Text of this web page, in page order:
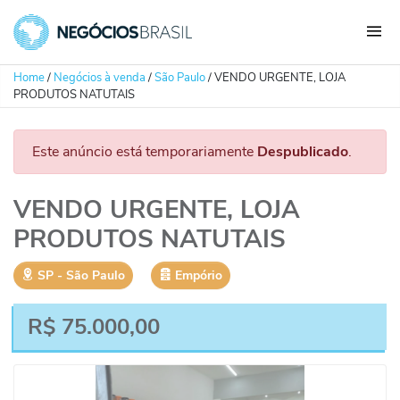
Home/ Negócios à venda/São Paulo/VENDO URGENTE, LOJA
PRODUTOS NATUTAIS
Este anúncio está temporariamente Despublicado.
VENDO URGENTE, LOJA
PRODUTOS NATUTAIS
SP ‐ São Paulo Empório
R$ 75.000,00